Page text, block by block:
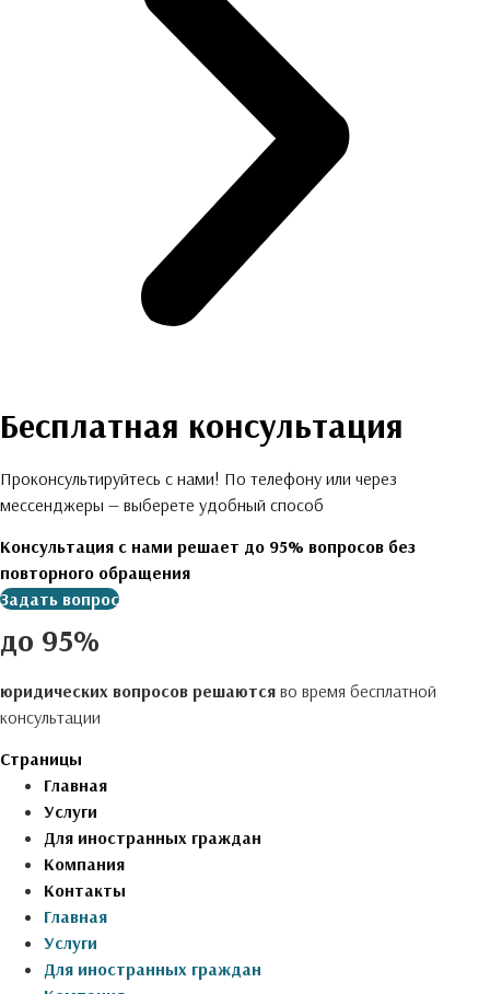
Бесплатная консультация
Проконсультируйтесь с нами! По телефону или через
мессенджеры — выберете удобный способ
Консультация с нами решает до 95% вопросов без
повторного обращения
Задать вопрос
до 95%
юридических вопросов решаются во время бесплатной
консультации
Страницы
Главная
Услуги
Для иностранных граждан
Компания
Контакты
Главная
Услуги
Для иностранных граждан